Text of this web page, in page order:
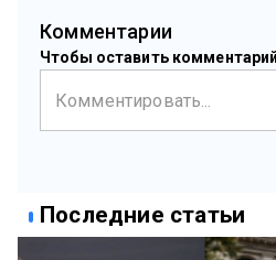
Комментарии
Чтобы оставить
Последние статьи